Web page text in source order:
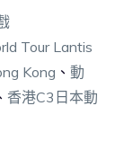
Tour Lantis
Kong 、 動
香港C3日本動